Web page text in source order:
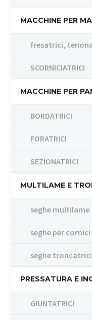
MACCHINE PER
fresatrici,
SCORNICIATRICI
MACCHINE PER
BORDATRICI
FORATRICI
SEZIONATRICI
MULTILAME E
seghe multilame
seghe per cornici
seghe troncatrici
PRESSATURA E
GIUNTATRICI